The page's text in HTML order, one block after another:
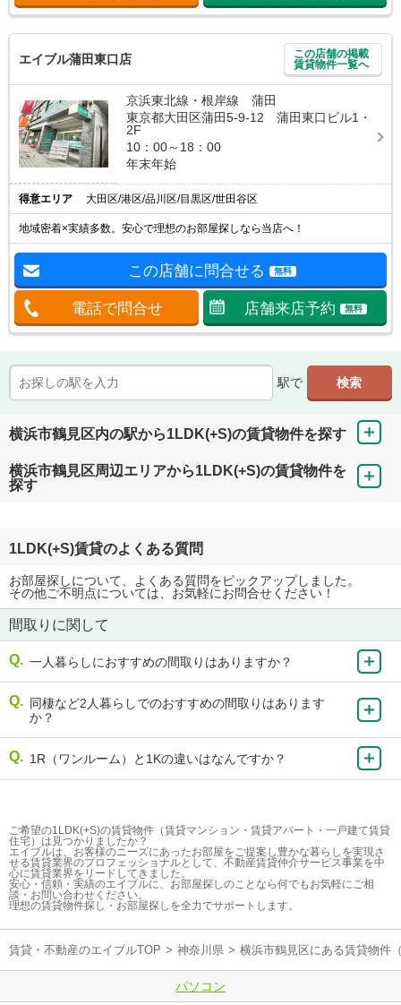
エイブル蒲田東口店
この店舗の掲載
賃貸物件一覧へ
京浜東北線・根岸線 蒲田
東京都大田区蒲田5-9-12 蒲田東口ビル1・
2F
10：00～18：00
年末年始
得意エリア 大田区/港区/品川区/目黒区/世田谷区
地域密着×実績多数。安心で理想のお部屋探しなら当店へ！
この店舗に問合せる 無料
電話で問合せ 店舗来店予約 無料
駅で
横浜市鶴見区内の駅から1LDK(+S)の賃貸物件を探す
横浜市鶴見区周辺エリアから1LDK(+S)の賃貸物件を
探す
1LDK(+S)賃貸のよくある質問
お部屋探しについて、よくある質問をピックアップしました。
その他ご不明点については、お気軽にお問合せください！
間取りに関して
一人暮らしにおすすめの間取りはありますか？
同棲など2人暮らしでのおすすめの間取りはあります
か？
1R（ワンルーム）と1Kの違いはなんですか？
ご希望の1LDK(+S)の賃貸物件（賃貸マンション・賃貸アパート・一戸建て賃貸
住宅）は見つかりましたか？
エイブルは、お客様のニーズにあったお部屋をご提案し豊かな暮らしを実現さ
せる賃貸業界のプロフェッショナルとして、不動産賃貸仲介サービス事業を中
心に賃貸業界をリードしてきました。
安心・信頼・実績のエイブルに、お部屋探しのことなら何でもお気軽にご相
談・お問い合わせください。
理想の賃貸物件探し・お部屋探しを全力でサポートします。
賃貸・不動産のエイブルTOP > 神奈川県 > 横浜市鶴見区にある賃貸物件
パソコン